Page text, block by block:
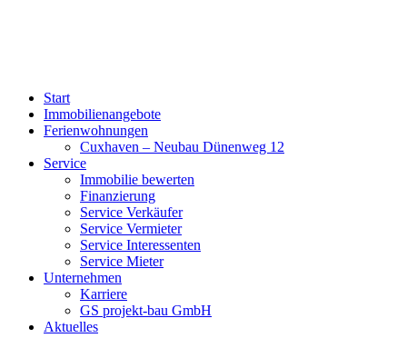
Start
Immobilienangebote
Ferienwohnungen
Cuxhaven – Neubau Dünenweg 12
Service
Immobilie bewerten
Finanzierung
Service Verkäufer
Service Vermieter
Service Interessenten
Service Mieter
Unternehmen
Karriere
GS projekt-bau GmbH
Aktuelles